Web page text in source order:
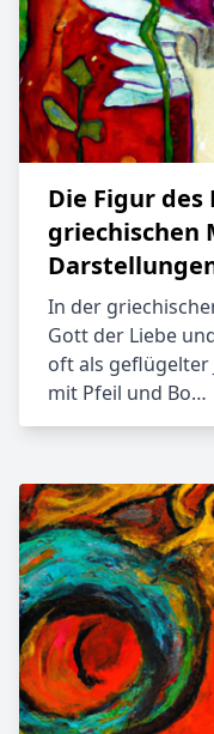
Die Figur des
griechischen
In der
Gott der Liebe
oft als
mit Pfeil und Bo…